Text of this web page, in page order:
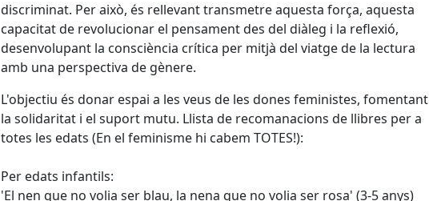
discriminat. Per això, és rellevant transmetre aquesta força, aquesta
capacitat de revolucionar el pensament des del diàleg i la reflexió,
desenvolupant la consciència crítica per mitjà del viatge de la lectura
amb una perspectiva de gènere.
L'objectiu és donar espai a les veus de les dones feministes, fomentant
la solidaritat i el suport mutu. Llista de recomanacions de llibres per a
totes les edats (En el feminisme hi cabem TOTES!):
Per edats infantils:
'El nen que no volia ser blau, la nena que no volia ser rosa' (3-5 anys)